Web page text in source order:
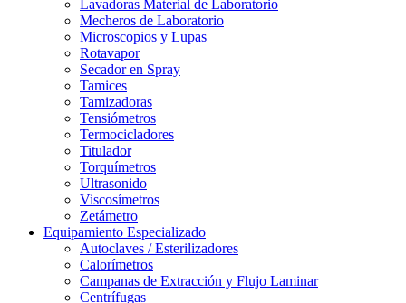
Lavadoras Material de Laboratorio
Mecheros de Laboratorio
Microscopios y Lupas
Rotavapor
Secador en Spray
Tamices
Tamizadoras
Tensiómetros
Termocicladores
Titulador
Torquímetros
Ultrasonido
Viscosímetros
Zetámetro
Equipamiento Especializado
Autoclaves / Esterilizadores
Calorímetros
Campanas de Extracción y Flujo Laminar
Centrífugas